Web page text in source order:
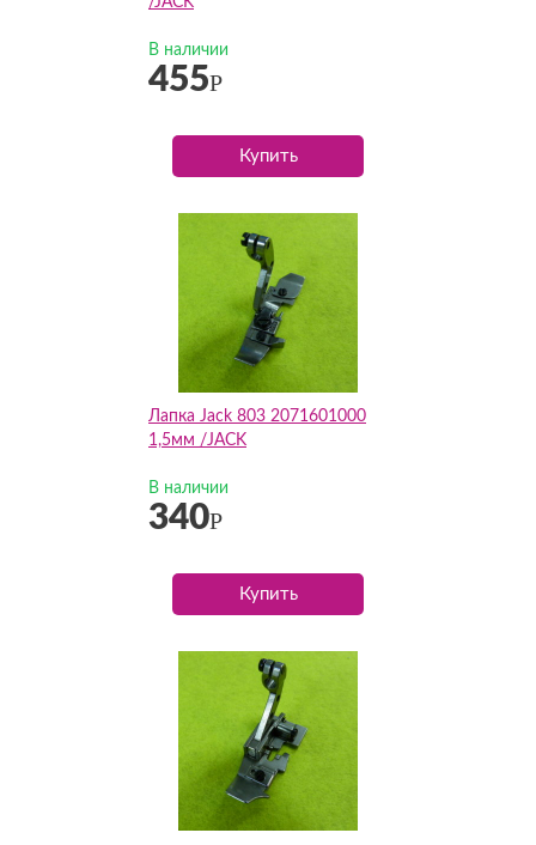
В наличии
455Р
Купить
Лапка Jack 803 2071601000
1,5мм /JACK
В наличии
340Р
Купить